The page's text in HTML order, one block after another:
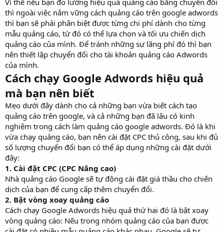
thì ngoài việc nắm vững cách quảng cáo trên google adwords
thì bạn sẽ phải phân biệt được từng chi phí dành cho từng
mẫu quảng cáo, từ đó có thể lựa chọn và tối ưu chiến dịch
quảng cáo của mình. Để tránh những sự lãng phí đó thì bạn
nên thiết lập chuyển đổi cho tài khoản quảng cáo Adwords
của mình.
Cách chạy Google Adwords hiệu quả
mà bạn nên biết
Mẹo dưới đây dành cho cả những bạn vừa biết cách tạo
quảng cáo trên google, và cả những bạn đã lâu có kinh
nghiệm trong cách làm quảng cáo google adwords. Đó là khi
vừa chạy quảng cáo, bạn nên cài đặt CPC thủ công, sau khi đủ
số lượng chuyển đổi bạn có thể áp dụng những cài đặt dưới
đây:
1. Cài đặt CPC (CPC Nâng cao)
Nhà quảng cáo Google sẽ tự động cài đặt giá thầu cho chiến
dịch của bạn để cung cấp thêm chuyển đổi.
2. Bật vòng xoay quảng cáo
Cách chạy Google Adwords hiệu quả thứ hai đó là bật xoay
vòng quảng cáo: Nếu trong nhóm quảng cáo của bạn được